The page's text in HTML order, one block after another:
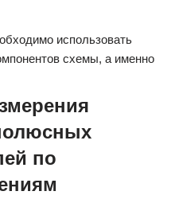
использовать
схемы, а именно
по